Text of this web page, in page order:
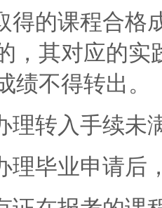
得的课程合格
，其对应的
绩不得转出。
理转入手续未
理毕业申请后